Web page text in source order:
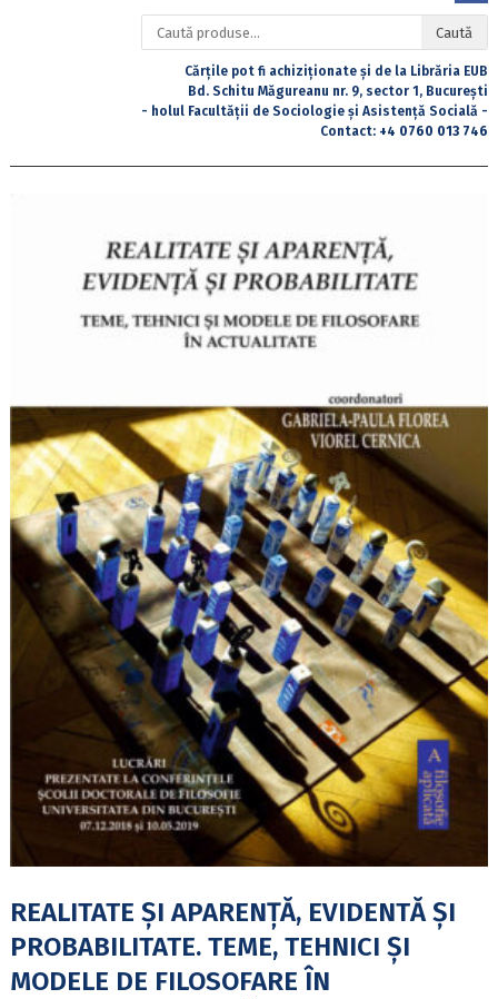
Caută
după:
Caută
Cărțile pot fi achiziționate și de la Librăria EUB
Bd. Schitu Măgureanu nr. 9, sector 1, București
- holul Facultății de Sociologie și Asistență Socială -
Contact: +4 0760 013 746
REALITATE ȘI APARENȚĂ, EVIDENTĂ ȘI
PROBABILITATE. TEME, TEHNICI ȘI
MODELE DE FILOSOFARE ÎN